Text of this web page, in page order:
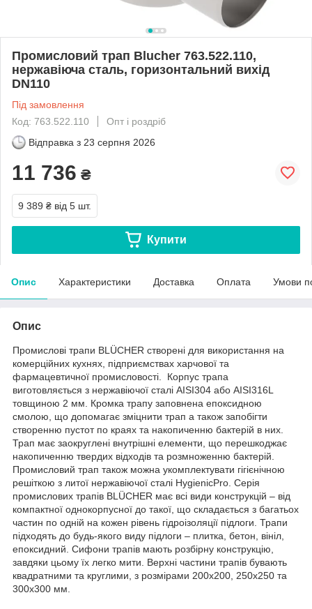
Промисловий трап Blucher 763.522.110,
нержавіюча сталь, горизонтальний вихід
DN110
Під замовлення
Код: 763.522.110
Опт і роздріб
Відправка з 23 серпня 2026
11 736 ₴
9 389 ₴ від 5 шт.
Купити
Опис Характеристики Доставка Оплата Умови
Опис
Промислові трапи BLÜCHER створені для використання на
комерційних кухнях, підприємствах харчової та
фармацевтичної промисловості. Корпус трапа
виготовляється з нержавіючої сталі AISI304 або AISI316L
товщиною 2 мм. Кромка трапу заповнена епоксидною
смолою, що допомагає зміцнити трап а також запобігти
створенню пустот по краях та накопиченню бактерій в них.
Трап має заокруглені внутрішні елементи, що перешкоджає
накопиченню твердих відходів та розмноженню бактерій.
Промисловий трап також можна укомплектувати гігієнічною
решіткою з литої нержавіючої сталі HygienicPro. Серія
промислових трапів BLÜCHER має всі види конструкцій – від
компактної однокорпусної до такої, що складається з багатьох
частин по одній на кожен рівень гідроізоляції підлоги. Трапи
підходять до будь-якого виду підлоги – плитка, бетон, вініл,
епоксидний. Сифони трапів мають розбірну конструкцію,
завдяки цьому їх легко мити. Верхні частини трапів бувають
квадратними та круглими, з розмірами 200х200, 250х250 та
300х300 мм.